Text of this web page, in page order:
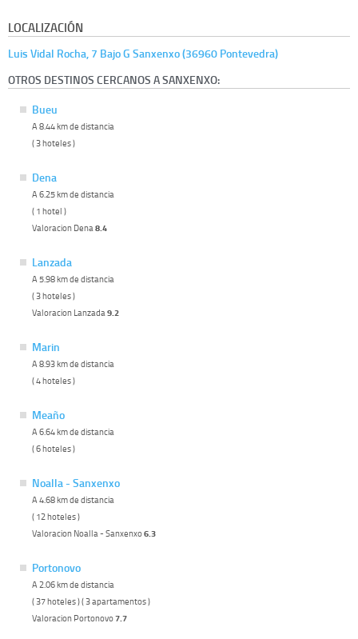
LOCALIZACIÓN
Luis Vidal Rocha, 7 Bajo G Sanxenxo (36960 Pontevedra)
OTROS DESTINOS CERCANOS A SANXENXO:
Bueu
A 8.44 km de distancia
( 3 hoteles )
Dena
A 6.25 km de distancia
( 1 hotel )
Valoracion Dena 8.4
Lanzada
A 5.98 km de distancia
( 3 hoteles )
Valoracion Lanzada 9.2
Marin
A 8.93 km de distancia
( 4 hoteles )
Meaño
A 6.64 km de distancia
( 6 hoteles )
Noalla - Sanxenxo
A 4.68 km de distancia
( 12 hoteles )
Valoracion Noalla - Sanxenxo6.3
Portonovo
A 2.06 km de distancia
( 37 hoteles ) ( 3 apartamentos )
Valoracion Portonovo7.7